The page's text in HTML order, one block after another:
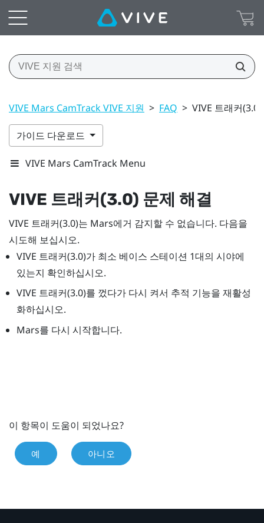
VIVE Mars CamTrack VIVE 지원 > FAQ > VIVE 트래커
가이드 다운로드
VIVE Mars CamTrack Menu
VIVE 트래커(3.0) 문제 해결
VIVE 트래커(3.0)는 Mars에거 감지할 수 없습니다. 다음을
시도해 보십시오.
VIVE 트래커(3.0)가 최소 베이스 스테이션 1대의 시야에
있는지 확인하십시오.
VIVE 트래커(3.0)를 껐다가 다시 켜서 추적 기능을 재활성
화하십시오.
Mars를 다시 시작합니다.
이 항목이 도움이 되었나요?
예 아니오